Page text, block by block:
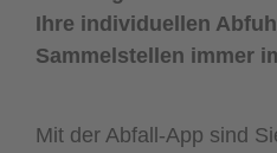
Ihre individuellen
Sammelstellen immer
Mit der Abfall-App sind